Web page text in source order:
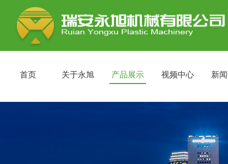
首页 关于永旭 产品展示 视频中心 新